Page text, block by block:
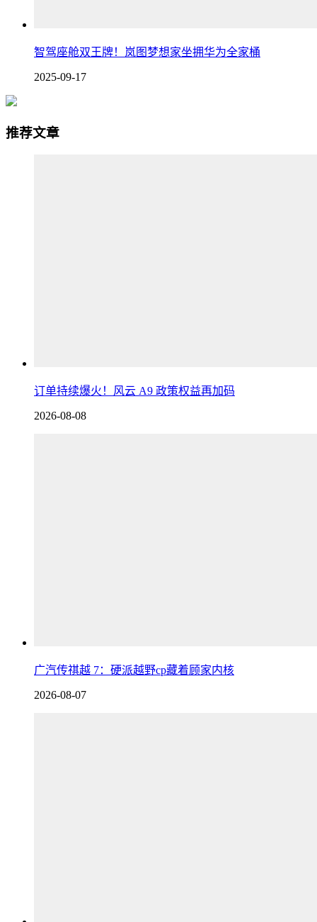
智驾座舱双王牌！岚图梦想家坐拥华为全家桶
2025-09-17
推荐文章
订单持续爆火！风云 A9 政策权益再加码
2026-08-08
广汽传祺越 7：硬派越野cp藏着顾家内核
2026-08-07